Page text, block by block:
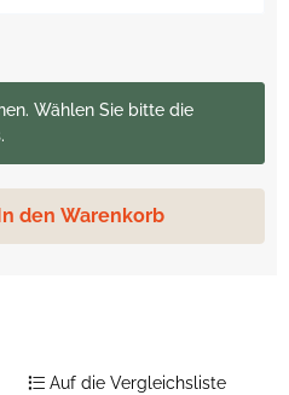
In den Warenkorb
Wählen Sie bitte die
Auf die Vergleichsliste